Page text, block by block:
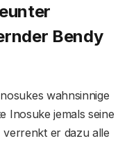
Bendy
wahnsinnige
Inosuke jemals seine
verrenkt er dazu alle